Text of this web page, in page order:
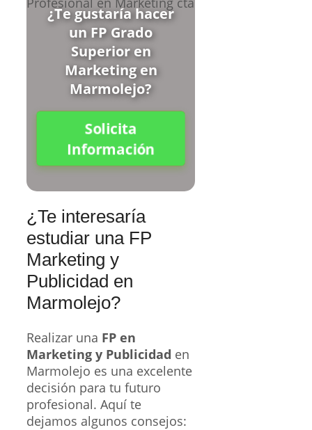
¿Te gustaría hacer
un FP Grado
Superior en
Marketing en
Marmolejo?
Solicita
Información
¿Te interesaría
estudiar una FP
Marketing y
Publicidad en
Marmolejo?
Realizar una FP en
Marketing y Publicidad en
Marmolejo es una excelente
decisión para tu futuro
profesional. Aquí te
dejamos algunos consejos: